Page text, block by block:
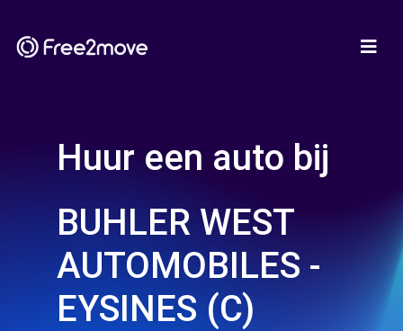
Huur een auto bij
BUHLER WEST
AUTOMOBILES -
EYSINES (C)